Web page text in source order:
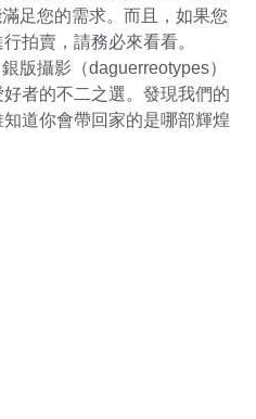
足您的需求。而且，如果您
拍賣，請務必來看看。
版攝影（daguerreotypes）
者的不二之選。發現我們的
道你會帶回家的是哪部輝煌